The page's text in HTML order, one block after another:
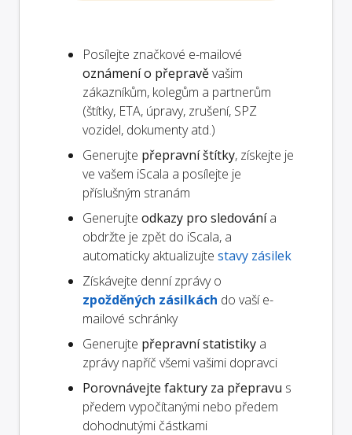
Posílejte značkové e-mailové
oznámení o přepravěvašim
zákazníkům, kolegům a partnerům
(štítky, ETA, úpravy, zrušení, SPZ
vozidel, dokumenty atd.)
Generujte přepravní štítky, získejte je
ve vašem iScala a posílejte je
příslušným stranám
Generujte odkazy pro sledovánía
obdržte je zpět do iScala, a
automaticky aktualizujte stavy zásilek
Získávejte denní zprávy o
zpožděných zásilkách do vaší e-
mailové schránky
Generujte přepravní statistiky a
zprávy napříč všemi vašimi dopravci
Porovnávejte faktury za přepravu s
předem vypočítanými nebo předem
dohodnutými částkami